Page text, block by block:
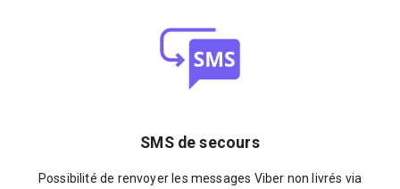
SMS de secours
Possibilité de renvoyer les messages Viber non livrés via